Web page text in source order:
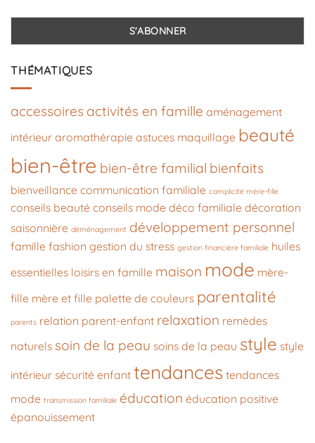
THÉMATIQUES
accessoires activités en famille aménagement
intérieur aromathérapie astuces maquillage beauté
bien-être bien-être familial bienfaits
bienveillance communication familiale complicité mère-fille
conseils beauté conseils mode déco familiale décoration
saisonnière déménagement développement personnel
famille fashion gestion du stress gestion financière familiale huiles
essentielles loisirs en famille maison mode mère-
fille mère et fille palette de couleurs parentalité
parents relation parent-enfant relaxation remèdes
naturels soin de la peau soins de la peau style style
intérieur sécurité enfant tendances tendances
mode transmission familiale éducation éducation positive
épanouissement